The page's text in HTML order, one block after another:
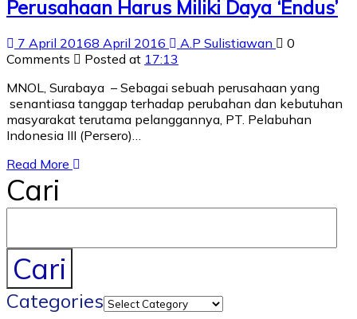
Perusahaan Harus Miliki Daya ‘Endus’
7 April 20168 April 2016 A.P Sulistiawan
0
Comments
Posted at 17:13
MNOL, Surabaya – Sebagai sebuah perusahaan yang
senantiasa tanggap terhadap perubahan dan kebutuhan
masyarakat terutama pelanggannya, PT. Pelabuhan
Indonesia III (Persero)…
Read More
Cari
Cari
Categories